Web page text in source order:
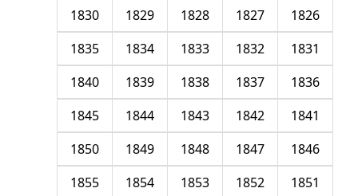
1826
1827
1828
1829
1830
1831
1832
1833
1834
1835
1836
1837
1838
1839
1840
1841
1842
1843
1844
1845
1846
1847
1848
1849
1850
1851
1852
1853
1854
1855